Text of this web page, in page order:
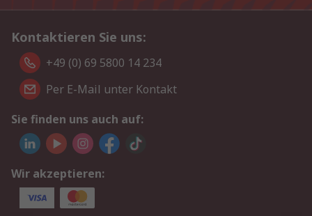
Kontaktieren Sie uns:
+49 (0) 69 5800 14 234
Per E-Mail unter Kontakt
Sie finden uns auch auf:
Wir akzeptieren: